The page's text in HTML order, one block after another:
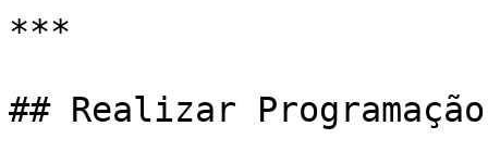
***
## Realizar